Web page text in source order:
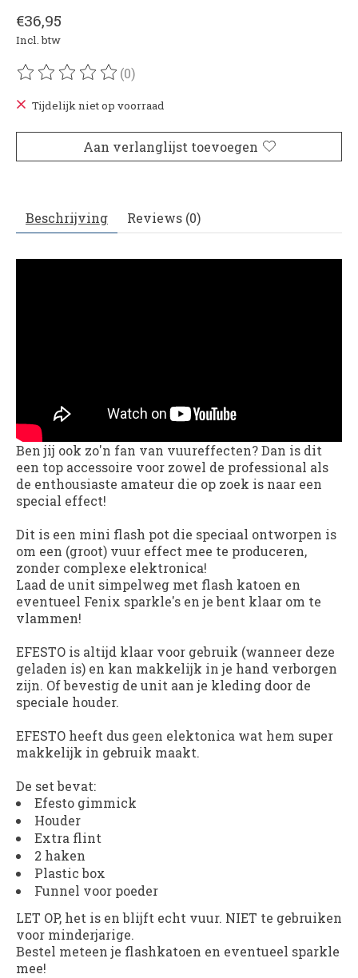
€36,95
Incl. btw
De beoordeling van dit product is
(0)
Tijdelijk niet op voorraad
Aan verlanglijst toevoegen
Beschrijving Reviews (0)
Ben jij ook zo'n fan van vuureffecten? Dan is dit
een top accessoire voor zowel de professional als
de enthousiaste amateur die op zoek is naar een
special effect!
Dit is een mini flash pot die speciaal ontworpen is
om een (groot) vuur effect mee te produceren,
zonder complexe elektronica!
Laad de unit simpelweg met flash katoen en
eventueel Fenix sparkle's en je bent klaar om te
vlammen!
EFESTO is altijd klaar voor gebruik (wanneer deze
geladen is) en kan makkelijk in je hand verborgen
zijn. Of bevestig de unit aan je kleding door de
speciale houder.
EFESTO heeft dus geen elektonica wat hem super
makkelijk in gebruik maakt.
De set bevat:
Efesto gimmick
Houder
Extra flint
2 haken
Plastic box
Funnel voor poeder
LET OP, het is en blijft echt vuur. NIET te gebruiken
voor minderjarige.
Bestel meteen je flashkatoen en eventueel sparkle
mee!